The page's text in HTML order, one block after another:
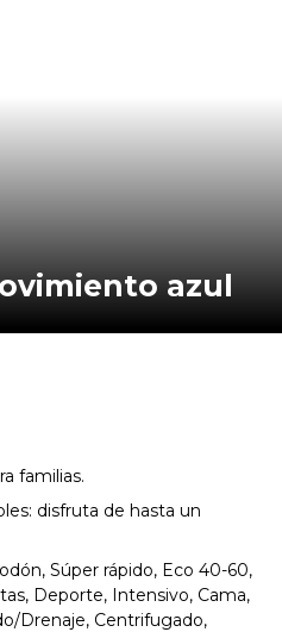
azul
familias.
disfruta de hasta un
Súper rápido, Eco 40-60,
Deporte, Intensivo, Cama,
Drenaje, Centrifugado,